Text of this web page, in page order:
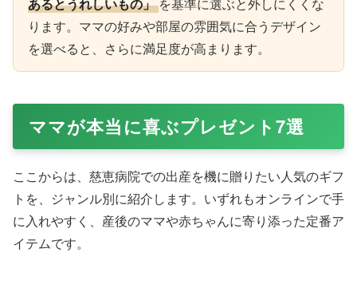
あるとうれしいもの」 を基準に選ぶと外しにくくな
ります。ママの好みや部屋の雰囲気に合うデザイン
を選べると、さらに満足度が高まります。
ママが本当に喜ぶプレゼント7選
ここからは、慈恵病院での出産を機に贈りたい人気のギフ
トを、ジャンル別に紹介します。いずれもオンラインで手
に入れやすく、産後のママや赤ちゃんに寄り添った定番ア
イテムです。